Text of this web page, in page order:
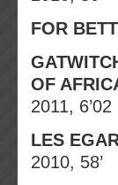
FOR
OF
2011, 6’02
LES
2010, 58’